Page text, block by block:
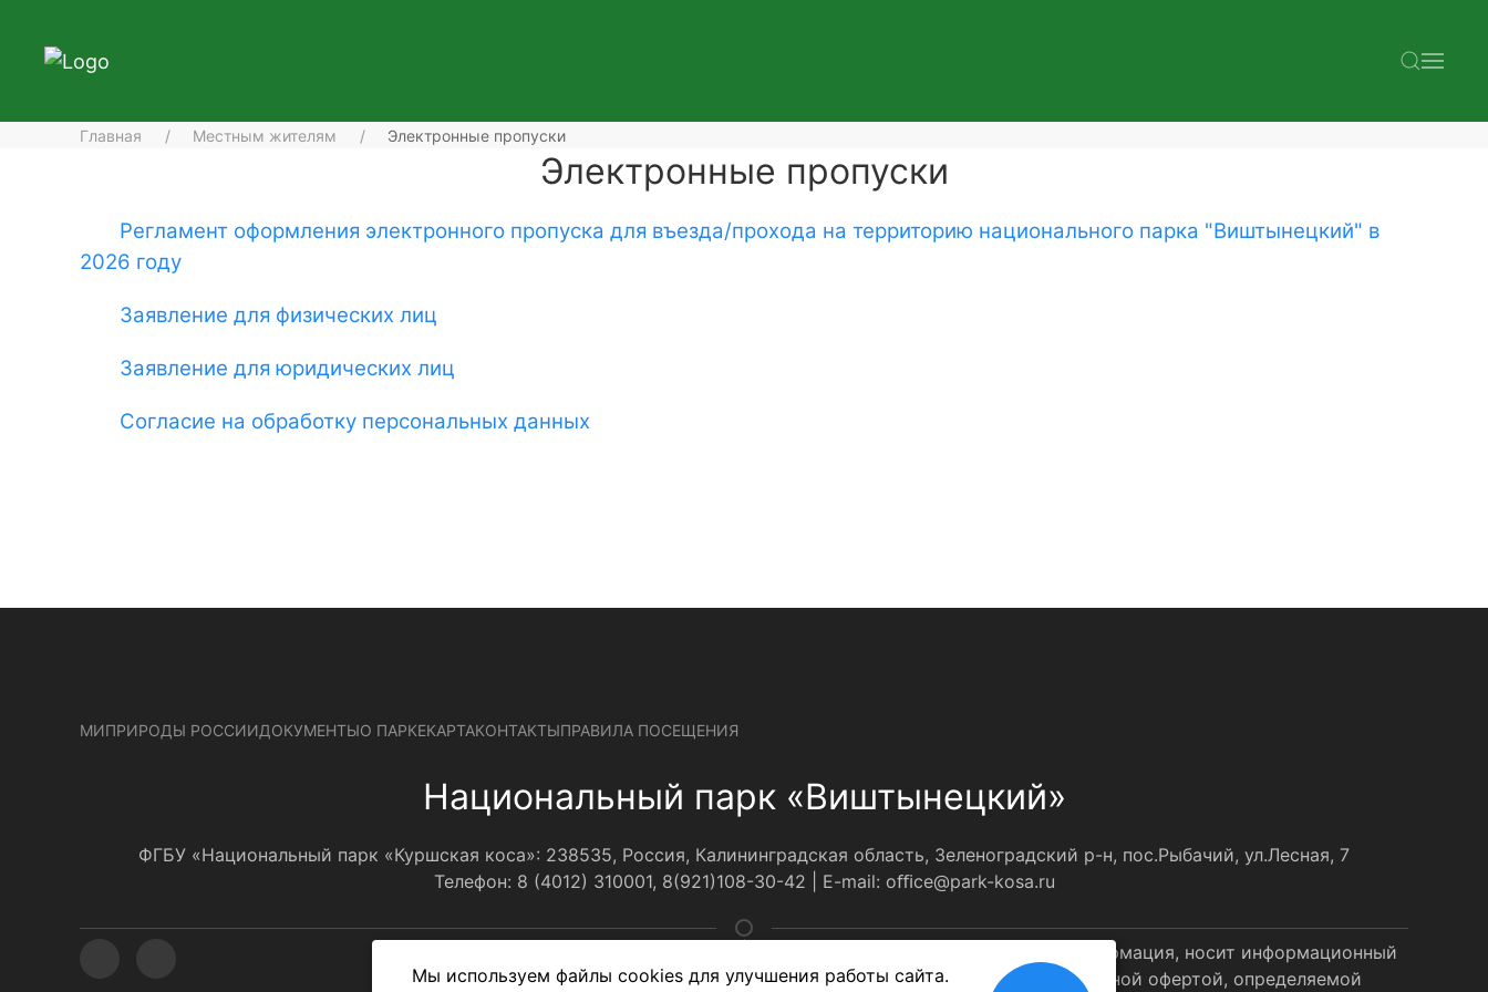
Главная Местным жителям Электронные пропуски
Электронные пропуски
Регламент оформления электронного пропуска для въезда/прохода на территорию национального парка "Виштынецкий" в
2026 году
Заявление для физических лиц
Заявление для юридических лиц
Согласие на обработку персональных данных
МИПРИРОДЫ РОССИИДОКУМЕНТЫО ПАРКЕКАРТАКОНТАКТЫПРАВИЛА ПОСЕЩЕНИЯ
Национальный парк «Виштынецкий»
ФГБУ «Национальный парк «Куршская коса»: 238535, Россия, Калининградская область, Зеленоградский р-н, пос.Рыбачий, ул.Лесная, 7
Телефон: 8 (4012) 310001, 8(921)108-30-42 | E-mail: оﬃce@park-kosa.ru
Вся представленная на сайте информация, носит информационный
характер и не является публичной офертой, определяемой
Мы используем файлы cookies для улучшения работы сайта.